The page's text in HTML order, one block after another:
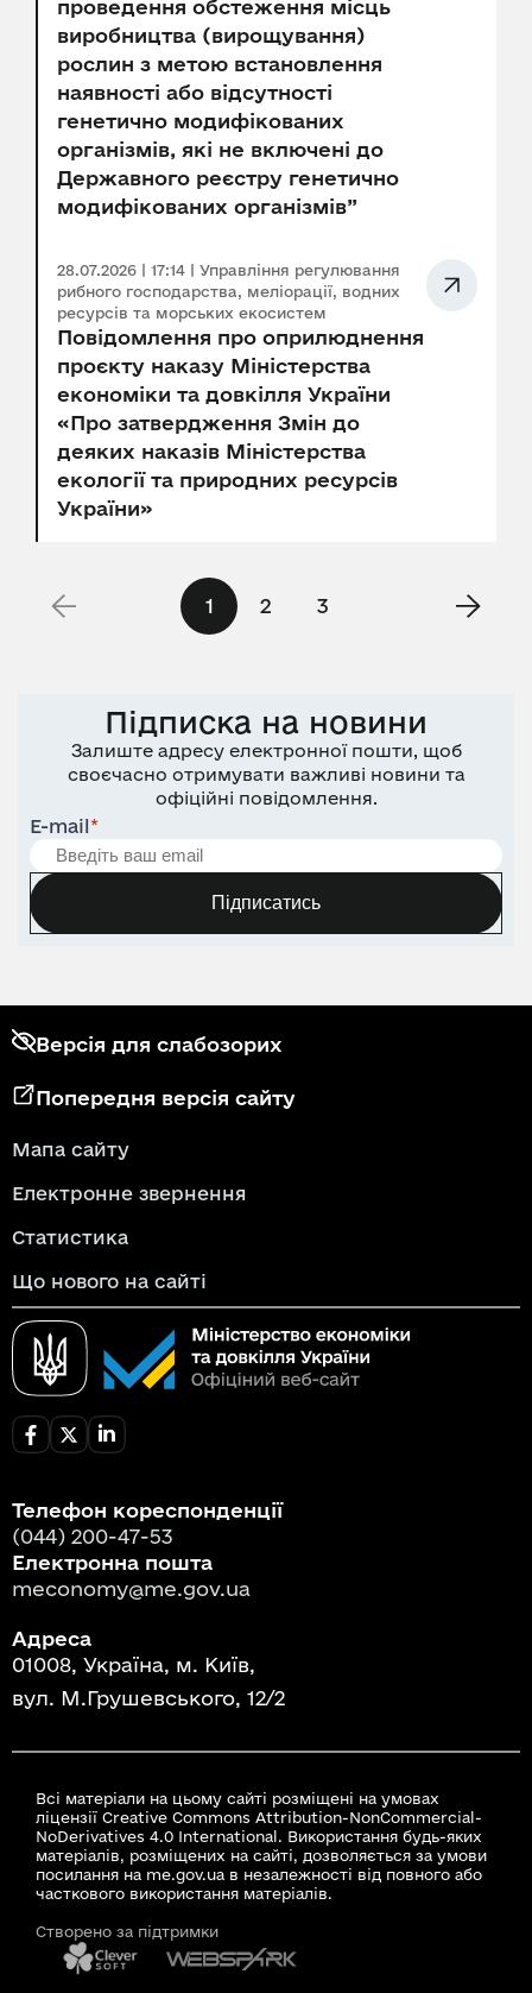
проведення обстеження місць
виробництва (вирощування)
рослин з метою встановлення
наявності або відсутності
генетично модифікованих
організмів, які не включені до
Державного реєстру генетично
модифікованих організмів”
28.07.2026 | 17:14 | Управління регулювання
рибного господарства, меліорації, водних
ресурсів та морських екосистем
Повідомлення про оприлюднення
проєкту наказу Міністерства
економіки та довкілля України
«Про затвердження Змін до
деяких наказів Міністерства
екології та природних ресурсів
України»
1 2 3
Підписка на новини
Залиште адресу електронної пошти, щоб
своєчасно отримувати важливі новини та
офіційні повідомлення.
E-mail*
Підписатись
Версія для слабозорих
Попередня версія сайту
Мапа сайту
Електронне звернення
Статистика
Що нового на сайті
Телефон кореспонденції
(044) 200-47-53
Електронна пошта
meconomy@me.gov.ua
Адреса
01008, Україна, м. Київ,
вул. М.Грушевського, 12/2
Всі матеріали на цьому сайті розміщені на умовах
ліцензії Creative Commons Attribution-NonCommercial-
NoDerivatives 4.0 International. Використання будь-яких
матеріалів, розміщених на сайті, дозволяється за умови
посилання на me.gov.ua в незалежності від повного або
часткового використання матеріалів.
Створено за підтримки